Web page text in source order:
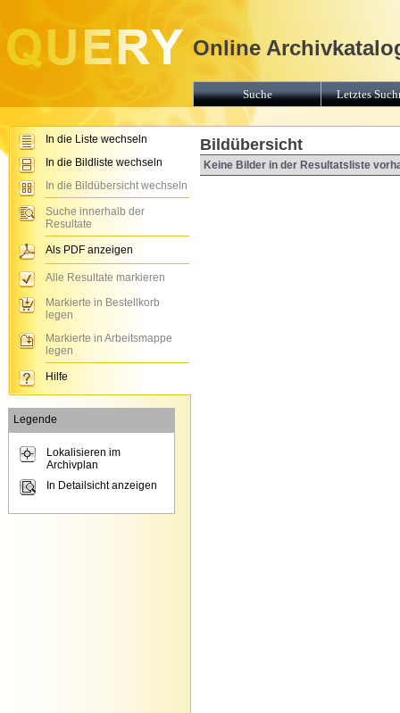
Bildübersicht
Keine Bilder in der Resultatsliste
Online
Suche Letztes
In die Liste wechseln
In die Bildliste wechseln
In die Bildübersicht wechseln
Suche innerhalb der
Resultate
Als PDF anzeigen
Alle Resultate markieren
Markierte in Bestellkorb
legen
Markierte in Arbeitsmappe
legen
Hilfe
Legende
Lokalisieren im
Archivplan
In Detailsicht anzeigen